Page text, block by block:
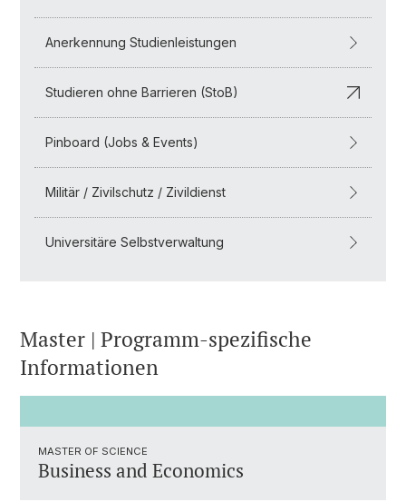
Anerkennung Studienleistungen
Studieren ohne Barrieren (StoB)
Pinboard (Jobs & Events)
Militär / Zivilschutz / Zivildienst
Universitäre Selbstverwaltung
Master | Programm-spezifische
Informationen
MASTER OF SCIENCE
Business and Economics